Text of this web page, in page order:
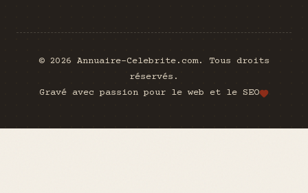
© 2026 Annuaire-Celebrite.com. Tous droits
réservés.
Gravé avec passion pour le web et le SEO